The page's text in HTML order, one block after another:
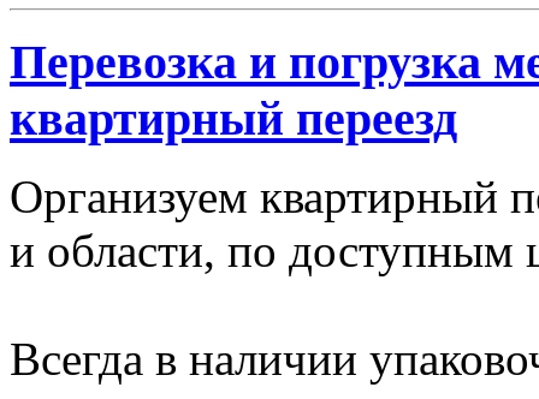
Перевозка и погрузка
квартирный переезд
Организуем квартирный
и области, по доступным
Всегда в наличии